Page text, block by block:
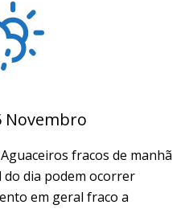
Novembro
fracos de manhã
dia podem ocorrer
em geral fraco a